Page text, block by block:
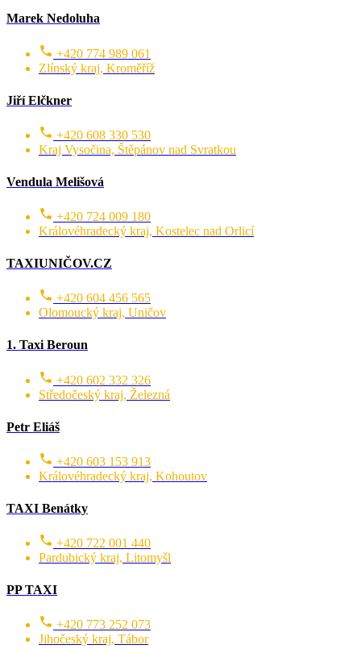
Marek Nedoluha
+420 774 989 061
Zlínský kraj, Kroměříž
Jiří Elčkner
+420 608 330 530
Kraj Vysočina, Štěpánov nad Svratkou
Vendula Melišová
+420 724 009 180
Královéhradecký kraj, Kostelec nad Orlicí
TAXIUNIČOV.CZ
+420 604 456 565
Olomoucký kraj, Uničov
1. Taxi Beroun
+420 602 332 326
Středočeský kraj, Železná
Petr Eliáš
+420 603 153 913
Královéhradecký kraj, Kohoutov
TAXI Benátky
+420 722 001 440
Pardubický kraj, Litomyšl
PP TAXI
+420 773 252 073
Jihočeský kraj, Tábor